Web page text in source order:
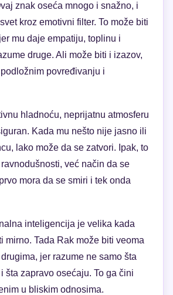
znak oseća mnogo i snažno, i
kroz emotivni filter. To može biti
mu daje empatiju, toplinu i
druge. Ali može biti i izazov,
povređivanju i
hladnoću, neprijatnu atmosferu
Kada mu nešto nije jasno ili
lako može da se zatvori. Ipak, to
već način da se
mora da se smiri i tek onda
inteligencija je velika kada
mirno. Tada Rak može biti veoma
jer razume ne samo šta
šta zapravo osećaju. To ga čini
u bliskim odnosima.